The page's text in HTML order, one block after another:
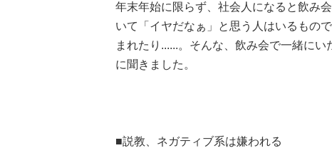
年末年始に限らず、社会人になると飲み
いて「イヤだなぁ」と思う人はいるもの
まれたり......。そんな、飲み会で一緒に
に聞きました。
■説教、ネガティブ系は嫌われる